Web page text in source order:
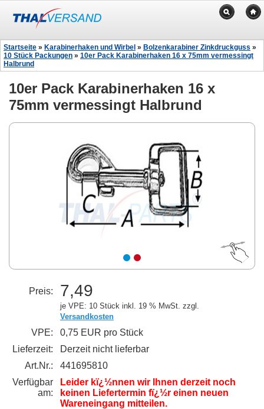
Startseite » Karabinerhaken und Wirbel » Bolzenkarabiner Zinkdruckguss »
10 Stück Packungen » 10er Pack Karabinerhaken 16 x 75mm vermessingt
Halbrund
10er Pack Karabinerhaken 16 x
75mm vermessingt Halbrund
Preis: 7,49
je VPE: 10 Stück inkl. 19 % MwSt. zzgl.
Versandkosten
VPE:
0,75 EUR pro Stück
Lieferzeit:
Derzeit nicht lieferbar
Art.Nr.:
441695810
Verfügbar
am:
Leider kï¿½nnen wir Ihnen derzeit noch
keinen Liefertermin fï¿½r einen neuen
Wareneingang mitteilen.